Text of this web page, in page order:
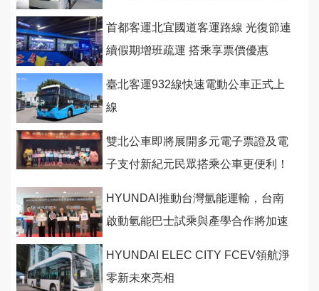
首都客運北宜國道客運路線 光復節連
續假期增班疏運 搭乘享票價優惠
臺北客運932線快速電動公車正式上
線
雙北公車即將展開多元電子票證及電
子支付新紀元民眾搭乘公車更便利！
HYUNDAI推動台灣氫能運輸，台南
啟動氫能巴士試乘與產學合作將加速
HYUNDAI ELEC CITY FCEV領航淨
零新未來亮相